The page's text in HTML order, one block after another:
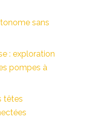
sans
: exploration
pompes à
têtes